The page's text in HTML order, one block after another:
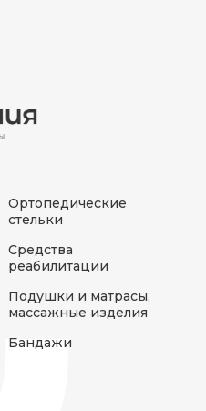
Ортопедические
стельки
Средства
реабилитации
Подушки и матрасы,
массажные изделия
Бандажи